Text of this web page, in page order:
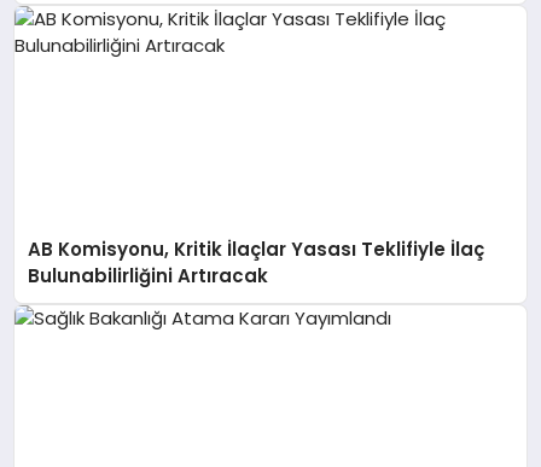
AB Komisyonu, Kritik İlaçlar Yasası Teklifiyle İlaç
Bulunabilirliğini Artıracak